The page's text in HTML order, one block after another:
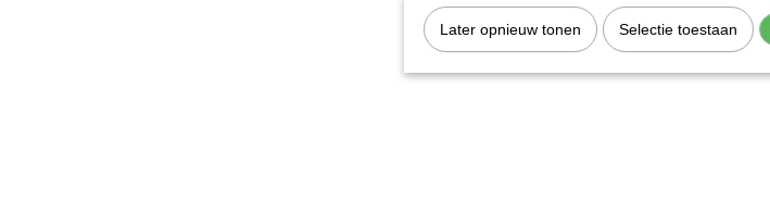
Later opnieuw tonen Selectie toestaan